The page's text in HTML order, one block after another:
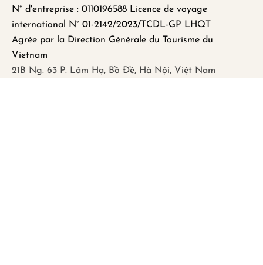
N° d'entreprise : 0110196588 Licence de voyage
international N° 01-2142/2023/TCDL-GP LHQT
Agrée par la Direction Générale du Tourisme du
Vietnam
21B Ng. 63 P. Lâm Hạ, Bồ Đề, Hà Nội, Việt Nam